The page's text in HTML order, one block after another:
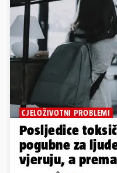
CJELOŽIVOTNI PROBLEMI
Posljedice
pogubne za
vjeruju, a